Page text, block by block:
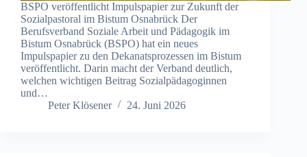
BSPO veröffentlicht Impulspapier zur Zukunft der
Sozialpastoral im Bistum Osnabrück Der
Berufsverband Soziale Arbeit und Pädagogik im
Bistum Osnabrück (BSPO) hat ein neues
Impulspapier zu den Dekanatsprozessen im Bistum
veröffentlicht. Darin macht der Verband deutlich,
welchen wichtigen Beitrag Sozialpädagoginnen
und…
Peter Klösener
24. Juni 2026